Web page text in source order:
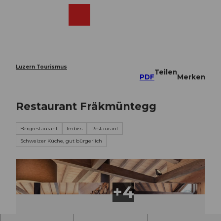
Luzern Tourismus
PDF
Teilen
Merken
Restaurant Fräkmüntegg
Bergrestaurant Imbiss
Restaurant
Schweizer Küche, gut bürgerlich